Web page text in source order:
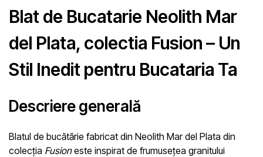
Blat de Bucatarie Neolith Mar
del Plata, colectia Fusion – Un
Stil Inedit pentru Bucataria Ta
Descriere generală
Blatul de bucătărie fabricat din Neolith Mar del Plata din
colecția Fusioneste inspirat de frumusețea granitului